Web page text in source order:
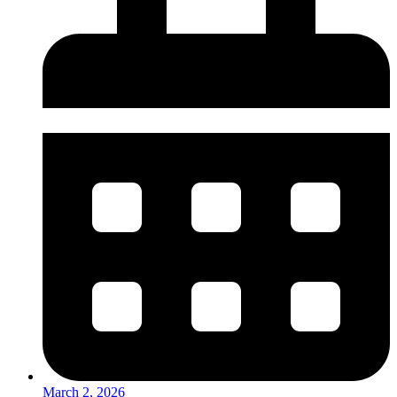
March 2, 2026